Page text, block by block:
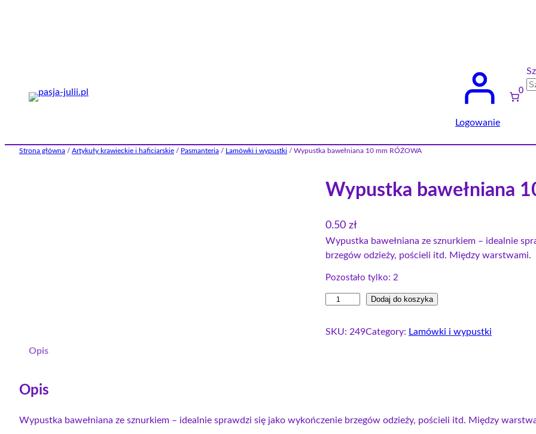
Logowanie
0
Strona główna / Artykuły krawieckie i haficiarskie / Pasmanteria / Lamówki i wypustki / Wypustka bawełniana 10 mm RÓŻOWA
Wypustka bawełniana
0.50 zł
Wypustka bawełniana ze sznurkiem – idealnie
brzegów odzieży, pościeli itd. Między warstwami.
Pozostało tylko: 2
o
Dodaj do koszyka
SKU: 249Category: Lamówki i wypustki
Opis
Opis
Wypustka bawełniana ze sznurkiem – idealnie sprawdzi się jako wykończenie brzegów odzieży, pościeli itd. Między